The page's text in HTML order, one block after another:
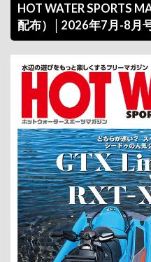
HOT WATER SPORTS
配布）│2026年7月-8月